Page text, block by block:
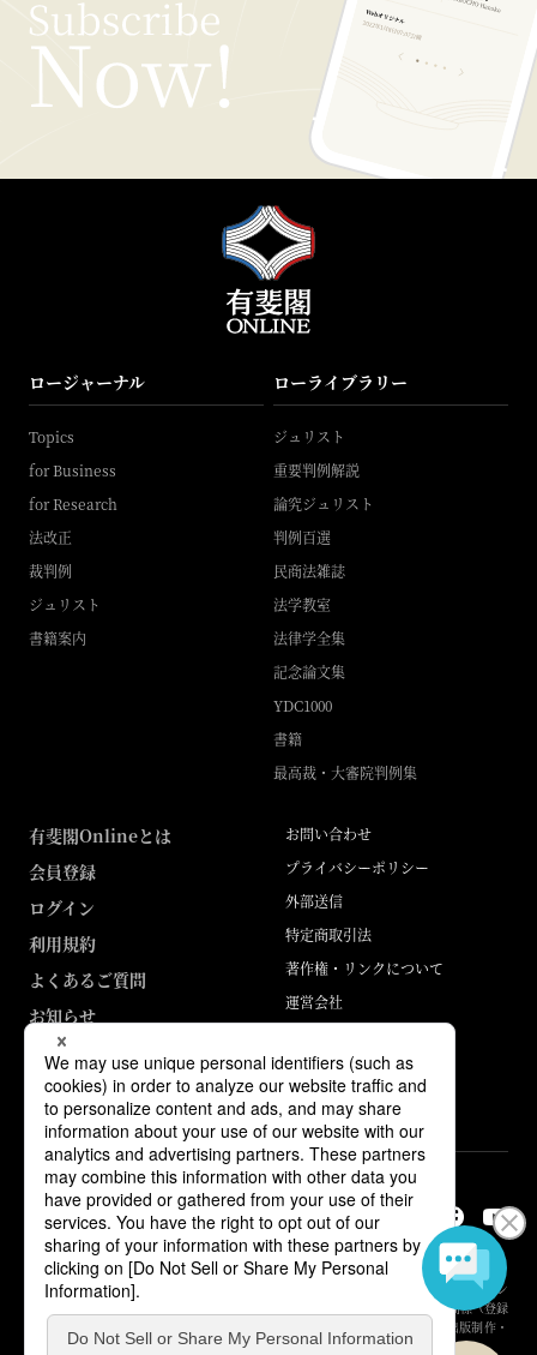
ロージャーナル
Topics
for Business
for Research
法改正
裁判例
ジュリスト
書籍案内
ローライブラリー
ジュリスト
重要判例解説
論究ジュリスト
判例百選
民商法雑誌
法学教室
法律学全集
記念論文集
YDC1000
書籍
最高裁・大審院判例集
有斐閣Onlineとは
会員登録
ログイン
利用規約
よくあるご質問
お知らせ
お問い合わせ
プライバシーポリシー
外部送信
特定商取引法
著作権・リンクについて
運営会社
ABJマークは、この電子書店・電子書籍配信サービスが、著作権者からコン
テンツ使用許諾を得た正規版配信サービスであることを示す登録商標（登録
番号 第6091713号）です。詳しくは［ABJマーク］または［電子出版制作・
流通協議会］で検索してください。